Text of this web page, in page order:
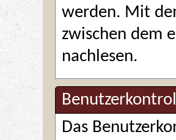
werden. Mit
zwischen dem
nachlesen.
Das